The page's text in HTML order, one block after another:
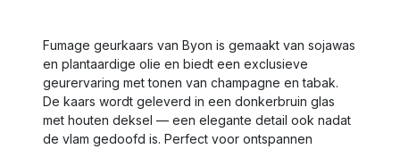
Fumage geurkaars van Byon is gemaakt van sojawas
en plantaardige olie en biedt een exclusieve
geurervaring met tonen van champagne en tabak.
De kaars wordt geleverd in een donkerbruin glas
met houten deksel — een elegante detail ook nadat
de vlam gedoofd is. Perfect voor ontspannen